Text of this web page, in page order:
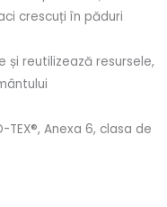
crescuți în păduri
și reutilizează resursele,
TEX®, Anexa 6, clasa de